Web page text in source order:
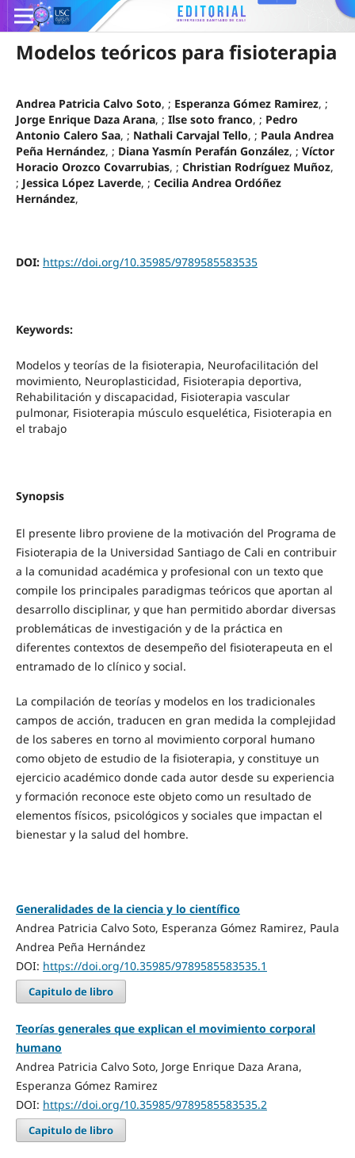
Modelos teóricos para fisioterapia
Andrea Patricia Calvo Soto, ; Esperanza Gómez Ramirez, ;
Jorge Enrique Daza Arana, ; Ilse soto franco, ; Pedro
Antonio Calero Saa, ; Nathali Carvajal Tello, ; Paula Andrea
Peña Hernández, ; Diana Yasmín Perafán González, ; Víctor
Horacio Orozco Covarrubias, ; Christian Rodríguez Muñoz,
; Jessica López Laverde, ; Cecilia Andrea Ordóñez
Hernández,
DOI: https://doi.org/10.35985/9789585583535
Keywords:
Modelos y teorías de la fisioterapia, Neurofacilitación del
movimiento, Neuroplasticidad, Fisioterapia deportiva,
Rehabilitación y discapacidad, Fisioterapia vascular
pulmonar, Fisioterapia músculo esquelética, Fisioterapia en
el trabajo
Synopsis
El presente libro proviene de la motivación del Programa de
Fisioterapia de la Universidad Santiago de Cali en contribuir
a la comunidad académica y profesional con un texto que
compile los principales paradigmas teóricos que aportan al
desarrollo disciplinar, y que han permitido abordar diversas
problemáticas de investigación y de la práctica en
diferentes contextos de desempeño del fisioterapeuta en el
entramado de lo clínico y social.
La compilación de teorías y modelos en los tradicionales
campos de acción, traducen en gran medida la complejidad
de los saberes en torno al movimiento corporal humano
como objeto de estudio de la fisioterapia, y constituye un
ejercicio académico donde cada autor desde su experiencia
y formación reconoce este objeto como un resultado de
elementos físicos, psicológicos y sociales que impactan el
bienestar y la salud del hombre.
Generalidades de la ciencia y lo científico
Andrea Patricia Calvo Soto, Esperanza Gómez Ramirez, Paula
Andrea Peña Hernández
DOI: https://doi.org/10.35985/9789585583535.1
Capitulo de libro
Teorías generales que explican el movimiento corporal
humano
Andrea Patricia Calvo Soto, Jorge Enrique Daza Arana,
Esperanza Gómez Ramirez
DOI: https://doi.org/10.35985/9789585583535.2
Capitulo de libro